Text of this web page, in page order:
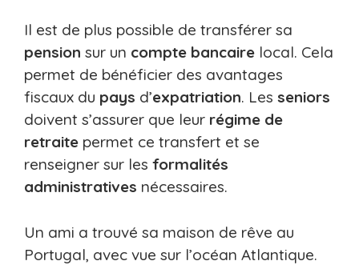
Il est de plus possible de transférer sa
pension sur un compte bancaire local. Cela
permet de bénéficier des avantages
fiscaux du pays d’expatriation. Les seniors
doivent s’assurer que leur régime de
retraite permet ce transfert et se
renseigner sur les formalités
administratives nécessaires.
Un ami a trouvé sa maison de rêve au
Portugal, avec vue sur l’océan Atlantique.